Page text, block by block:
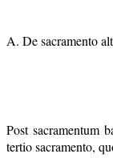
A. De sacramento
Post sacramentum
tertio sacramento,